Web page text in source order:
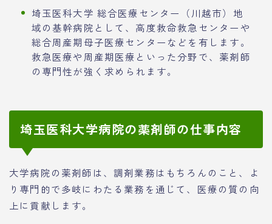
埼玉医科大学 総合医療センター（川越市）地
域の基幹病院として、高度救命救急センターや
総合周産期母子医療センターなどを有します。
救急医療や周産期医療といった分野で、薬剤師
の専門性が強く求められます。
埼玉医科大学病院の薬剤師の仕事内容
大学病院の薬剤師は、調剤業務はもちろんのこと、よ
り専門的で多岐にわたる業務を通じて、医療の質の向
上に貢献します。